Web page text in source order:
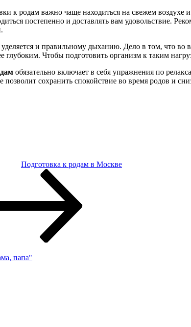
к родам важно чаще находиться на свежем
постепенно и доставлять вам удовольствие.
и правильному дыханию. Дело в том, что во
глубоким. Чтобы подготовить организм к таким
обязательно включает в себя упражнения по
сохранить спокойствие во время родов и
Подготовка к родам в Москве
папа"